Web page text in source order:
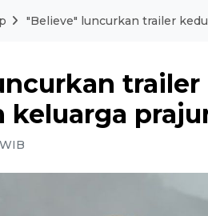
"Believe" luncurkan trailer
keluarga